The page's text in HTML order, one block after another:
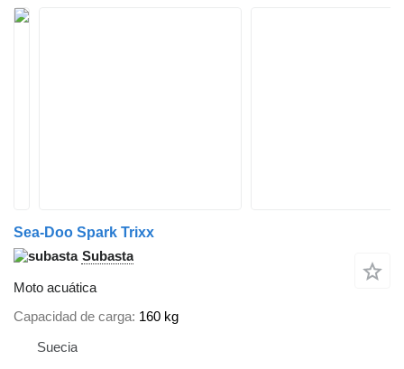
Sea-Doo Spark Trixx
Subasta
Moto acuática
Capacidad de carga 160 kg
Suecia